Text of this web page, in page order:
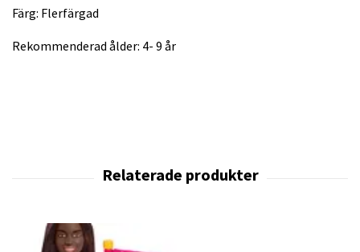
Färg: Flerfärgad
Rekommenderad ålder: 4- 9 år